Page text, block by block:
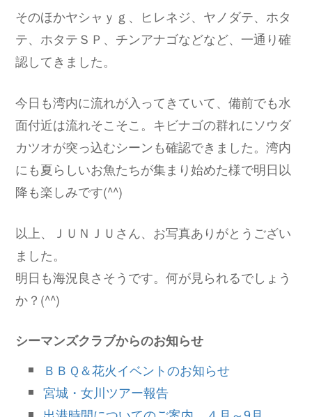
そのほかヤシャｙｇ、ヒレネジ、ヤノダテ、ホタ
テ、ホタテＳＰ、チンアナゴなどなど、一通り確
認してきました。
今日も湾内に流れが入ってきていて、備前でも水
面付近は流れそこそこ。キビナゴの群れにソウダ
カツオが突っ込むシーンも確認できました。湾内
にも夏らしいお魚たちが集まり始めた様で明日以
降も楽しみです(^^)
以上、ＪＵＮＪＵさん、お写真ありがとうござい
ました。
明日も海況良さそうです。何が見られるでしょう
か？(^^)
シーマンズクラブからのお知らせ
ＢＢＱ＆花火イベントのお知らせ
宮城・女川ツアー報告